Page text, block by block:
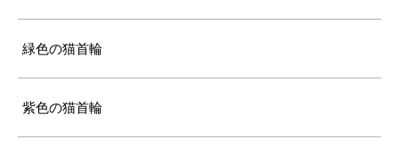
緑色の猫首輪
紫色の猫首輪